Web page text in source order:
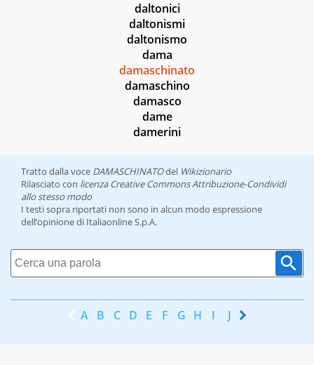
daltonici
daltonismi
daltonismo
dama
damaschinato
damaschino
damasco
dame
damerini
Tratto dalla voce DAMASCHINATOdel Wikizionario
Rilasciato con licenza Creative Commons Attribuzione-Condividi
allo stesso modo
I testi sopra riportati non sono in alcun modo espressione
dell’opinione di Italiaonline S.p.A.
A B C D E F G H I J K